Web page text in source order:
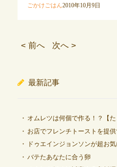
ごかけごはん2010年10月9日
< 前へ 次へ >
最新記事
オムレツは何個で作る！？【た
お店でフレンチトーストを提
ドゥエインジョンソンが超お
バテたあなたに合う卵